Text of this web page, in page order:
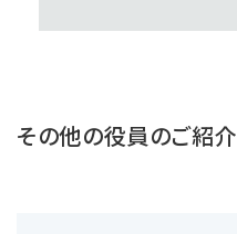
その他の役員のご紹介